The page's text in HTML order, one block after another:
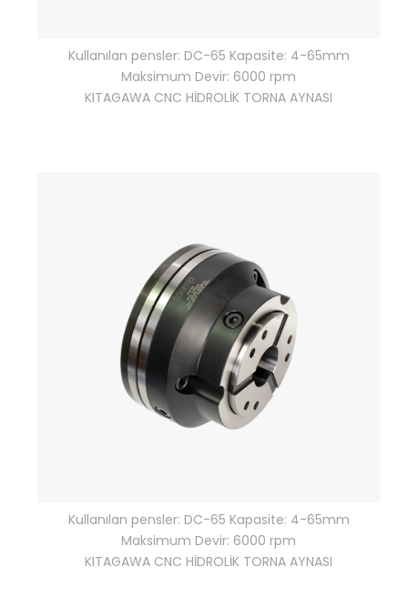
Kullanılan pensler: DC-65 Kapasite: 4-65mm
Maksimum Devir: 6000 rpm
KITAGAWA CNC HİDROLİK TORNA AYNASI
Kullanılan pensler: DC-65 Kapasite: 4-65mm
Maksimum Devir: 6000 rpm
KITAGAWA CNC HİDROLİK TORNA AYNASI